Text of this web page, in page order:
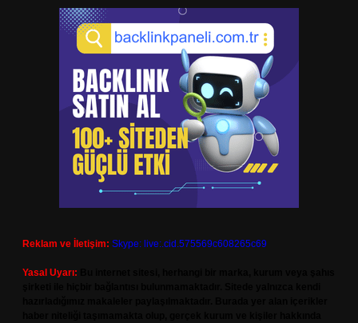
Reklam ve İletişim: Skype: live:.cid.575569c608265c69
Yasal Uyarı: